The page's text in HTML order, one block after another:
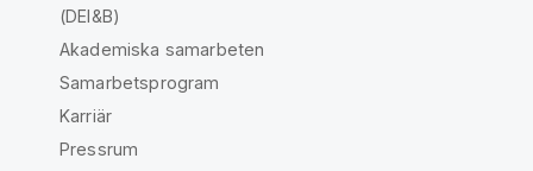
(DEI&B)
Akademiska samarbeten
Samarbetsprogram
Karriär
Pressrum